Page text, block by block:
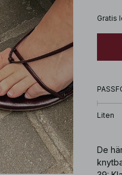
Gratis
Liten
De